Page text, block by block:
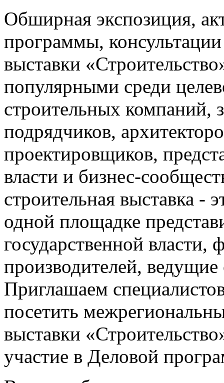
Обширная экспозиция,
программы, консультации
выставки
популярными среди
строительных компаний,
подрядчиков,
проектировщиков,
власти и бизнес-
строительная выставка -
одной площадке
государственной власти,
производителей,
Приглашаем
посетить
выставки
участие в Деловой